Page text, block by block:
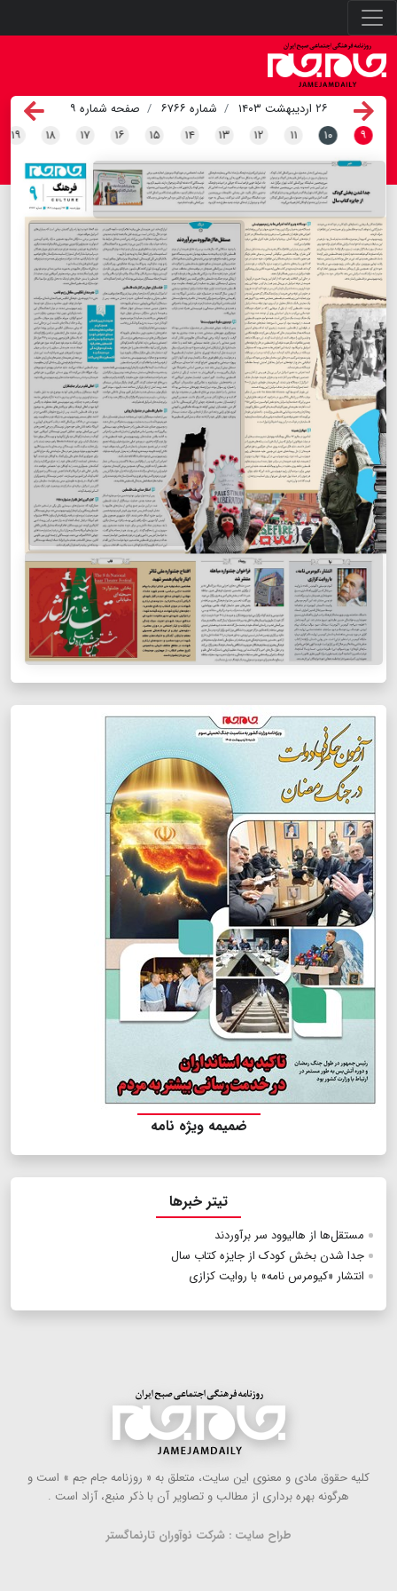
۲۶ اردیبهشت ۱۴۰۳ شماره ۶۷۶۶
صفحه شماره ۹
۹ ۱۰ ۱۱ ۱۲ ۱۳ ۱۴ ۱۵ ۱۶ ۱۷ ۱۸ ۱۹
ضمیمه ویژه نامه
تیتر خبرها
مستقل‌ها از هالیوود سر برآوردند
جدا شدن بخش کودک از جایزه کتاب سال
انتشار «کیومرس نامه» با روایت کزازی
كلیه حقوق مادی و معنوی این سایت، متعلق به « روزنامه جام جم » است و
هرگونه بهره ‌برداری از مطالب و تصاویر آن با ذكر منبع، آزاد است .
طراح سایت : شرکت نوآوران تارنماگستر